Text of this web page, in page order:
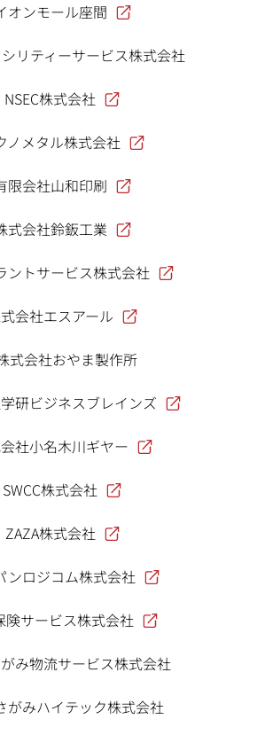
オンモール座間
リティーサービス株式会社
NSEC株式会社
ノメタル株式会社
限会社山和印刷
式会社鈴鈑工業
ントサービス株式会社
会社エスアール
式会社おやま製作所
研ビジネスブレインズ
社小名木川ギヤー
SWCC株式会社
ZAZA株式会社
ンロジコム株式会社
険サービス株式会社
み物流サービス株式会社
がみハイテック株式会社